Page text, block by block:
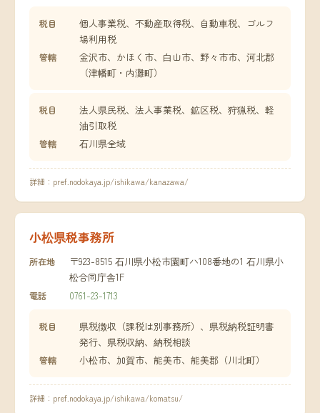
税目
個人事業税、不動産取得税、自動車税、ゴルフ
場利用税
管轄
金沢市、かほく市、白山市、野々市市、河北郡
（津幡町・内灘町）
税目
法人県民税、法人事業税、鉱区税、狩猟税、軽
油引取税
管轄 石川県全域
詳細： pref.nodokaya.jp/ishikawa/kanazawa/
小松県税事務所
所在地
〒923-8515 石川県小松市園町ハ108番地の1 石川県小
松合同庁舎1F
電話 0761-23-1713
税目
県税徴収（課税は別事務所）、県税納税証明書
発行、県税収納、納税相談
管轄 小松市、加賀市、能美市、能美郡（川北町）
詳細： pref.nodokaya.jp/ishikawa/komatsu/